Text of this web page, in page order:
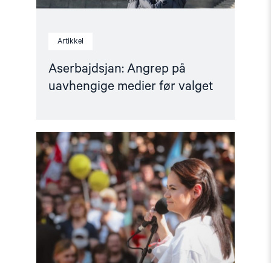
Artikkel
Aserbajdsjan: Angrep på
uavhengige medier før valget
Read
article
"Et
positivt
blikk
på
2021"